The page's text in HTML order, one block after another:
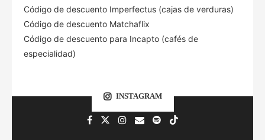
Código de descuento Imperfectus (cajas de verduras)
Código de descuento Matchaflix
Código de descuento para Incapto (cafés de
especialidad)
INSTAGRAM